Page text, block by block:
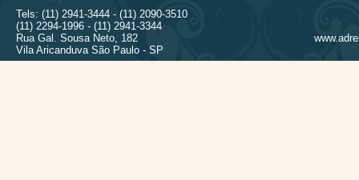
Tels: (11) 2941-3444 - (11) 2090-3510
(11) 2294-1996 - (11) 2941-3344
Rua Gal. Sousa Neto, 182
Vila Aricanduva São Paulo - SP